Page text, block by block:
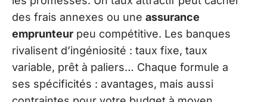
des frais annexes ou une assurance
emprunteur peu compétitive. Les banques
rivalisent d’ingéniosité : taux fixe, taux
variable, prêt à paliers… Chaque formule a
ses spécificités : avantages, mais aussi